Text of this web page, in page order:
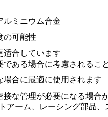
ルミニウム合金
の可能性
适合しています
ある場合に考慮されるこ
合に最適に使用されます
な管理が必要になる場合
アーム、レーシング部品、